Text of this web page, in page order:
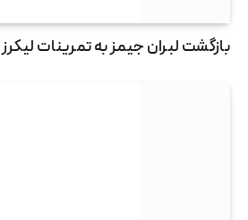
بازگشت لبران جیمز به تمرینات لیکرز